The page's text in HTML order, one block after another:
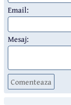
Email:
Mesaj:
Comenteaza